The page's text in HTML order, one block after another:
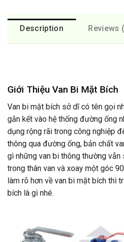
Description Reviews
Giới Thiệu Van Bi Mặt Bích
Van bi mặt bích sở dĩ có tên gọi
gắn kết vào hệ thống đường ống
dụng rộng rãi trong công nghiệp
thông qua đường ống, bản chất
gì những van bi thông thường
trong thân van và xoay một góc
làm rõ hơn về van bi mặt bích thì
bích là gì nhé.